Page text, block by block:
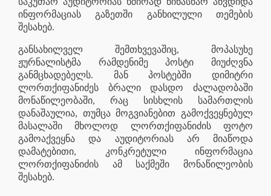
ინფორმაციას გაზეთში განხილული თემების
შესახებ.
განსახილველ შემთხვევაშიც, მოპასუხე
ჟურნალისტმა რამდენიმე პოსტი მიუძღვნა
განმცხადებელს. მან პოსტებში დიმიტრი
ლორთქიფანიძეს ბრალი დასდო ძალადობაში
მონაწილეობაში, რაც სისხლის სამართლის
დანაშაულია, თუმცა მოგვიანებით გამოქვეყნებულ
მასალაში მხოლოდ ლორთქიფანიძის ფოტო
გამოაქვეყნა და აუდიტორიას არ მიაწოდა
დამატებითი, კონკრეტული ინფორმაცია
ლორთქიფანიძის ამ საქმეში მონაწილეობის
შესახებ.